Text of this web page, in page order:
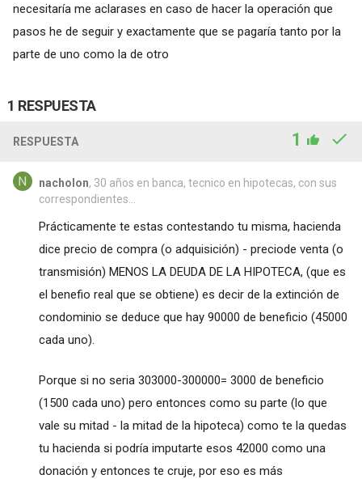
necesitaría me aclarases en caso de hacer la operación que
pasos he de seguir y exactamente que se pagaría tanto por la
parte de uno como la de otro
1 RESPUESTA
RESPUESTA 1
nacholon, 30 años en banca, tecnico en hipotecas, con sus
correspondientes...
Prácticamente te estas contestando tu misma, hacienda
dice precio de compra (o adquisición) - preciode venta (o
transmisión) MENOS LA DEUDA DE LA HIPOTECA, (que es
el benefio real que se obtiene) es decir de la extinción de
condominio se deduce que hay 90000 de beneficio (45000
cada uno).
Porque si no seria 303000-300000= 3000 de beneficio
(1500 cada uno) pero entonces como su parte (lo que
vale su mitad - la mitad de la hipoteca) como te la quedas
tu hacienda si podría imputarte esos 42000 como una
donación y entonces te cruje, por eso es más